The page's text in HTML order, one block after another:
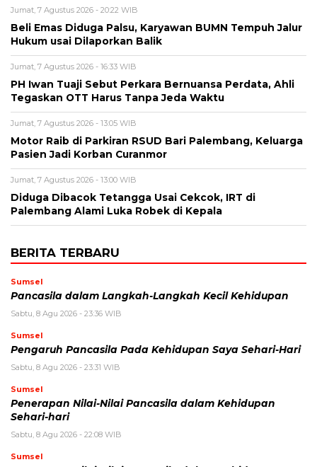
Jumat, 7 Agustus 2026 - 20:22 WIB
Beli Emas Diduga Palsu, Karyawan BUMN Tempuh Jalur
Hukum usai Dilaporkan Balik
Jumat, 7 Agustus 2026 - 16:33 WIB
PH Iwan Tuaji Sebut Perkara Bernuansa Perdata, Ahli
Tegaskan OTT Harus Tanpa Jeda Waktu
Jumat, 7 Agustus 2026 - 13:05 WIB
Motor Raib di Parkiran RSUD Bari Palembang, Keluarga
Pasien Jadi Korban Curanmor
Jumat, 7 Agustus 2026 - 13:00 WIB
Diduga Dibacok Tetangga Usai Cekcok, IRT di
Palembang Alami Luka Robek di Kepala
BERITA TERBARU
Sumsel
Pancasila dalam Langkah-Langkah Kecil Kehidupan
Sabtu, 8 Agu 2026 - 23:36 WIB
Sumsel
Pengaruh Pancasila Pada Kehidupan Saya Sehari-Hari
Sabtu, 8 Agu 2026 - 23:31 WIB
Sumsel
Penerapan Nilai-Nilai Pancasila dalam Kehidupan
Sehari-hari
Sabtu, 8 Agu 2026 - 22:08 WIB
Sumsel